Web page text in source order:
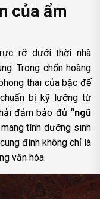
của ẩm
rỡ dưới thời nhà
Trong chốn hoàng
thái của bậc đế
bị kỹ lưỡng từ
đảm bảo đủ “ngũ
tính dưỡng sinh
đình không chỉ là
văn hóa.